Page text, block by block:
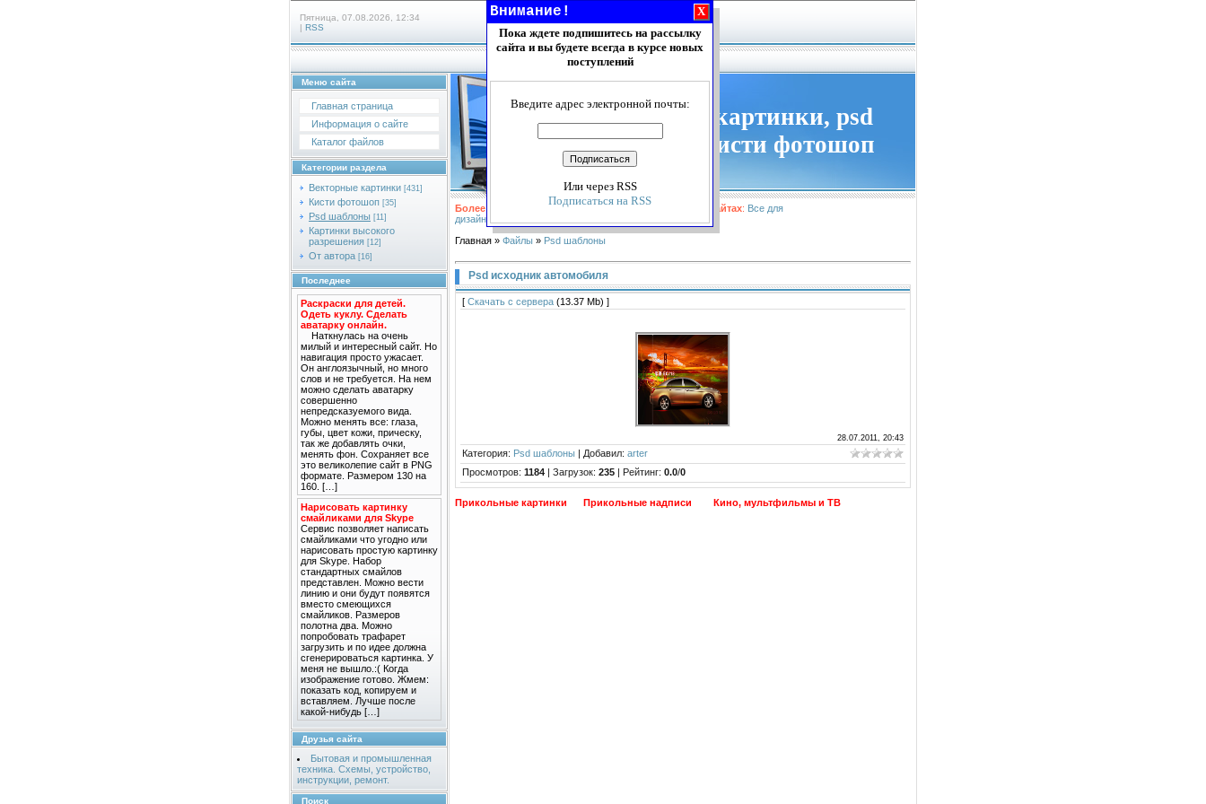
Пятница, 07.08.2026, 12:34
| RSS
Главная|Каталог файлов
Меню сайта
Главная страница
Информация о сайте
Каталог файлов
Категории раздела
Векторные картинки [431]
Кисти фотошоп [35]
Psd шаблоны [11]
Картинки высокого
разрешения [12]
От автора [16]
Последнее
Раскраски для детей.
Одеть куклу. Сделать
аватарку онлайн.
Наткнулась на очень
милый и интересный сайт. Но
навигация просто ужасает.
Он англоязычный, но много
слов и не требуется. На нем
можно сделать аватарку
совершенно
непредсказуемого вида.
Можно менять все: глаза,
губы, цвет кожи, прическу,
так же добавлять очки,
менять фон. Сохраняет все
это великолепие сайт в PNG
формате. Размером 130 на
160. […]
Нарисовать картинку
смайликами для Skype
Сервис позволяет написать
смайликами что угодно или
нарисовать простую картинку
для Skype. Набор
стандартных смайлов
представлен. Можно вести
линию и они будут появятся
вместо смеющихся
смайликов. Размеров
полотна два. Можно
попробовать трафарет
загрузить и по идее должна
сгенерироваться картинка. У
меня не вышло.:( Когда
изображение готово. Жмем:
показать код, копируем и
вставляем. Лучше после
какой-нибудь […]
Друзья сайта
Бытовая и промышленная
техника. Схемы, устройство,
инструкции, ремонт.
Поиск
Векторные картинки, psd
шаблоны, кисти фотошоп
Более подробно можно посмотреть материалы на сайтах: Все для
дизайнера
Главная » Файлы » Psd шаблоны
Psd исходник автомобиля
[ Скачать с сервера (13.37 Mb) ]
28.07.2011, 20:43
Категория: Psd шаблоны | Добавил: arter
Просмотров: 1184 | Загрузок: 235 | Рейтинг: 0.0/0
Прикольные картинки Прикольные надписи Кино, мультфильмы и ТВ
Внимание!
X
Пока ждете подпишитесь на рассылку
сайта и вы будете всегда в курсе новых
поступлений
Введите адрес электронной почты:
Или через RSS
Подписаться на RSS